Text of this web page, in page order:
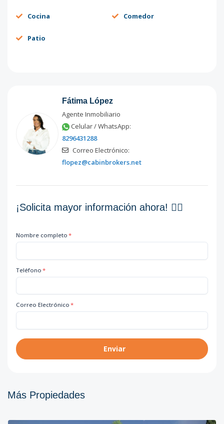
Cocina Comedor
Patio
Fátima López
Agente Inmobiliario
Celular / WhatsApp:
8296431288
Correo Electrónico:
flopez@cabinbrokers.net
¡Solicita mayor información ahora! 👇🏽
Nombre completo *
Teléfono *
Correo Electrónico *
Enviar
Más Propiedades